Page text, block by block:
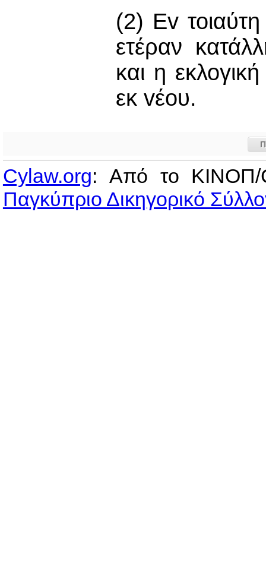
(2) Ev
ετέραν
και η
εκ vέoυ.
Cylaw.org: Από το
Παγκύπριο Δικηγορικό